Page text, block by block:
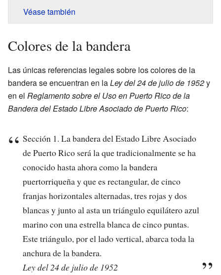
Véase también
Colores de la bandera
Las únicas referencias legales sobre los colores de la
bandera se encuentran en laLey del 24 de julio de 1952y
en el Reglamento sobre el Uso en Puerto Rico de la
Bandera del Estado Libre Asociado de Puerto Rico:
Sección 1. La bandera del Estado Libre Asociado
de Puerto Rico será la que tradicionalmente se ha
conocido hasta ahora como la bandera
puertorriqueña y que es rectangular, de cinco
franjas horizontales alternadas, tres rojas y dos
blancas y junto al asta un triángulo equilátero azul
marino con una estrella blanca de cinco puntas.
Este triángulo, por el lado vertical, abarca toda la
anchura de la bandera.
Ley del 24 de julio de 1952